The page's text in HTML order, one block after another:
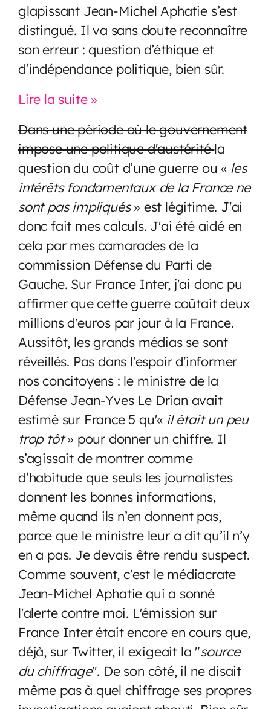
glapissant Jean-Michel Aphatie s’est
distingué. Il va sans doute reconnaître
son erreur : question d’éthique et
d’indépendance politique, bien sûr.
Lire la suite »
Dans une période où le gouvernement
impose une politique d'austéritéla
question du coût d’une guerre ou « les
intérêts fondamentaux de la France ne
sont pas impliqués» est légitime. J'ai
donc fait mes calculs. J'ai été aidé en
cela par mes camarades de la
commission Défense du Parti de
Gauche. Sur France Inter, j'ai donc pu
affirmer que cette guerre coûtait deux
millions d'euros par jour à la France.
Aussitôt, les grands médias se sont
réveillés. Pas dans l'espoir d'informer
nos concitoyens : le ministre de la
Défense Jean-Yves Le Drian avait
estimé sur France 5 qu'« il était un peu
trop tôt» pour donner un chiffre. Il
s’agissait de montrer comme
d’habitude que seuls les journalistes
donnent les bonnes informations,
même quand ils n’en donnent pas,
parce que le ministre leur a dit qu’il n’y
en a pas. Je devais être rendu suspect.
Comme souvent, c'est le médiacrate
Jean-Michel Aphatie qui a sonné
l'alerte contre moi. L'émission sur
France Inter était encore en cours que,
déjà, sur Twitter, il exigeait la "source
du chiffrage". De son côté, il ne disait
même pas à quel chiffrage ses propres